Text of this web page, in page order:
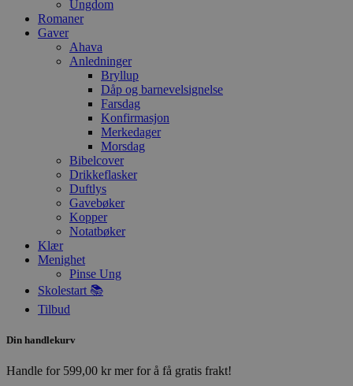
Ungdom
Romaner
Gaver
Ahava
Anledninger
Bryllup
Dåp og barnevelsignelse
Farsdag
Konfirmasjon
Merkedager
Morsdag
Bibelcover
Drikkeflasker
Duftlys
Gavebøker
Kopper
Notatbøker
Klær
Menighet
Pinse Ung
Skolestart 📚
Tilbud
Din handlekurv
Handle for 599,00 krmer for å få gratis frakt!